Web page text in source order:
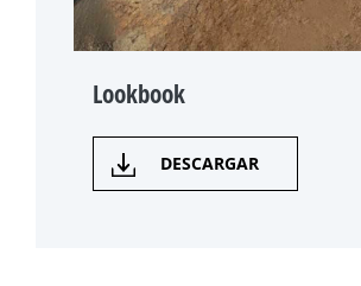
Lookbook
DESCARGAR